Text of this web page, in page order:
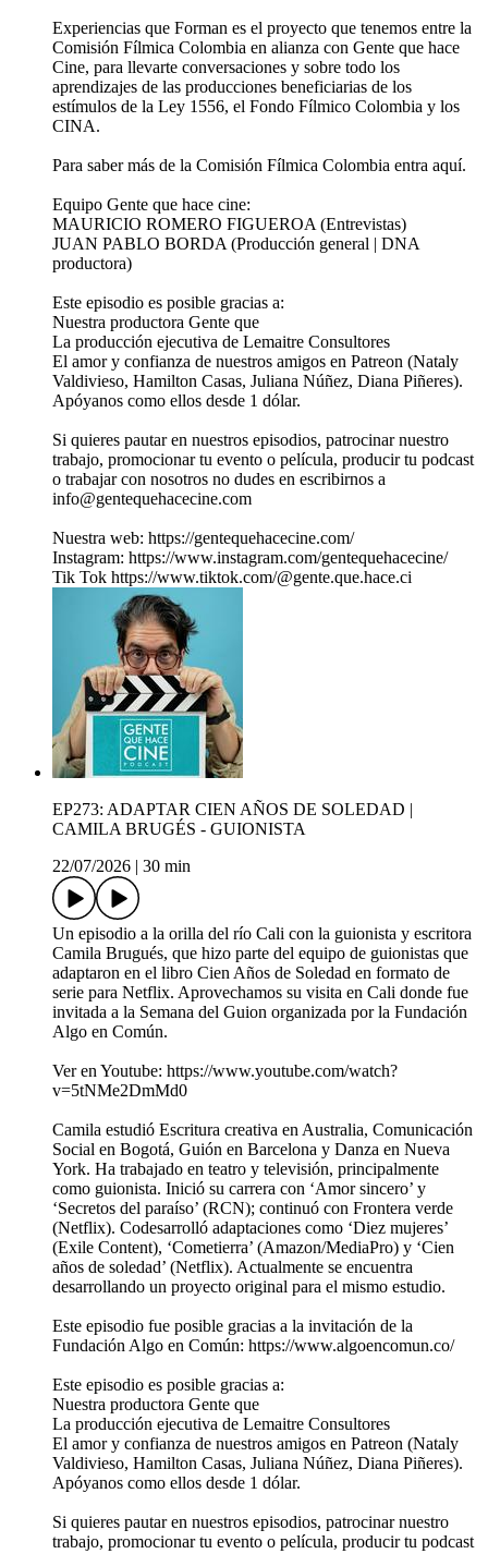
Experiencias que Forman es el proyecto que tenemos entre la
Comisión Fílmica Colombia en alianza con Gente que hace
Cine, para llevarte conversaciones y sobre todo los
aprendizajes de las producciones beneficiarias de los
estímulos de la Ley 1556, el Fondo Fílmico Colombia y los
CINA.
Para saber más de la Comisión Fílmica Colombia entra aquí.
Equipo Gente que hace cine:
MAURICIO ROMERO FIGUEROA (Entrevistas)
JUAN PABLO BORDA (Producción general | DNA
productora)
Este episodio es posible gracias a:
Nuestra productora Gente que
La producción ejecutiva de Lemaitre Consultores
El amor y confianza de nuestros amigos en Patreon (Nataly
Valdivieso, Hamilton Casas, Juliana Núñez, Diana Piñeres).
Apóyanos como ellos desde 1 dólar.
Si quieres pautar en nuestros episodios, patrocinar nuestro
trabajo, promocionar tu evento o película, producir tu podcast
o trabajar con nosotros no dudes en escribirnos a
info@gentequehacecine.com
Nuestra web: https://gentequehacecine.com/
Instagram: https://www.instagram.com/gentequehacecine/
Tik Tok https://www.tiktok.com/@gente.que.hace.ci
EP273: ADAPTAR CIEN AÑOS DE SOLEDAD |
CAMILA BRUGÉS - GUIONISTA
22/07/2026
30 min
Un episodio a la orilla del río Cali con la guionista y escritora
Camila Brugués, que hizo parte del equipo de guionistas que
adaptaron en el libro Cien Años de Soledad en formato de
serie para Netflix. Aprovechamos su visita en Cali donde fue
invitada a la Semana del Guion organizada por la Fundación
Algo en Común.
Ver en Youtube: https://www.youtube.com/watch?
v=5tNMe2DmMd0
Camila estudió Escritura creativa en Australia, Comunicación
Social en Bogotá, Guión en Barcelona y Danza en Nueva
York. Ha trabajado en teatro y televisión, principalmente
como guionista. Inició su carrera con ‘Amor sincero’ y
‘Secretos del paraíso’ (RCN); continuó con Frontera verde
(Netflix). Codesarrolló adaptaciones como ‘Diez mujeres’
(Exile Content), ‘Cometierra’ (Amazon/MediaPro) y ‘Cien
años de soledad’ (Netflix). Actualmente se encuentra
desarrollando un proyecto original para el mismo estudio.
Este episodio fue posible gracias a la invitación de la
Fundación Algo en Común: https://www.algoencomun.co/
Este episodio es posible gracias a:
Nuestra productora Gente que
La producción ejecutiva de Lemaitre Consultores
El amor y confianza de nuestros amigos en Patreon (Nataly
Valdivieso, Hamilton Casas, Juliana Núñez, Diana Piñeres).
Apóyanos como ellos desde 1 dólar.
Si quieres pautar en nuestros episodios, patrocinar nuestro
trabajo, promocionar tu evento o película, producir tu podcast